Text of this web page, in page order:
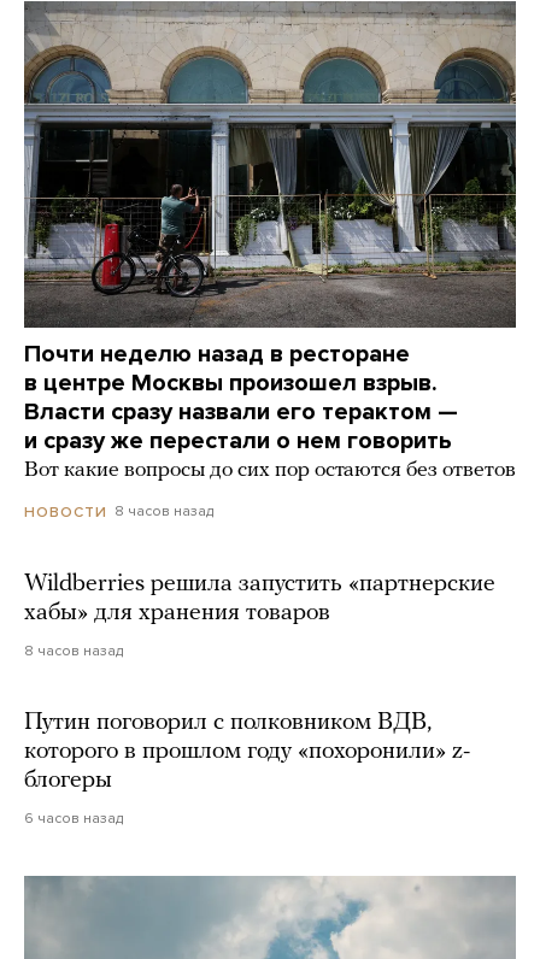
Почти неделю назад в ресторане
в центре Москвы произошел взрыв.
Власти сразу назвали его терактом —
и сразу же перестали о нем говорить
Вот какие вопросы до сих пор остаются без ответов
НОВОСТИ 8 часов назад
Wildberries решила запустить «партнерские
хабы» для хранения товаров
8 часов назад
Путин поговорил с полковником ВДВ,
которого в прошлом году «похоронили» z-
блогеры
6 часов назад